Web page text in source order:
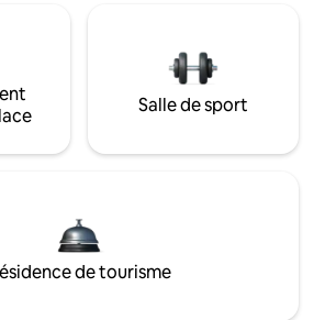
Salle de sport
de tourisme